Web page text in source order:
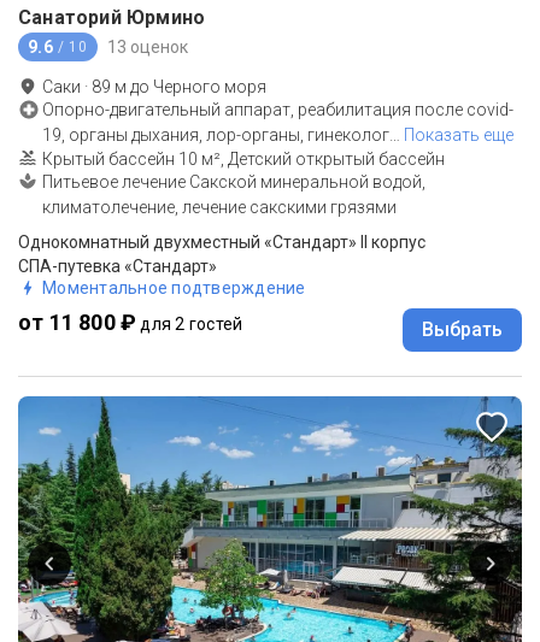
Санаторий Юрмино
9.6 / 10 13 оценок
Саки · 89 м до Черного моря
Опорно-двигательный аппарат, реабилитация после covid-
19, органы дыхания, лор-органы, гинеколог
Показать еще
Крытый бассейн 10 м², Детский открытый бассейн
Питьевое лечение Сакской минеральной водой,
климатолечение, лечение сакскими грязями
Однокомнатный двухместный «Стандарт» II корпус
СПА-путевка «Стандарт»
Моментальное подтверждение
от 11 800 ₽ для 2 гостей Выбрать